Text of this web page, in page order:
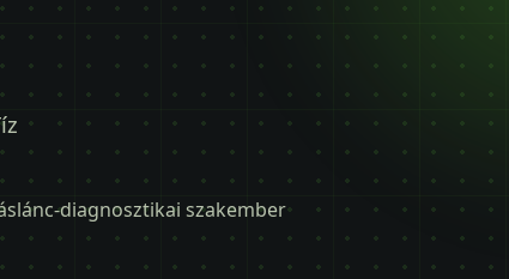
diagnosztikai szakember